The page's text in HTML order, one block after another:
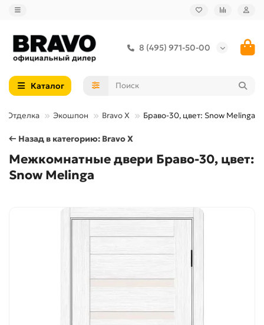
8 (495) 971-50-00
Каталог
Отделка Экошпон Bravo X Браво-30, цвет: Snow Melinga
← Назад в категорию: Bravo X
Межкомнатные двери Браво-30, цвет:
Snow Melinga